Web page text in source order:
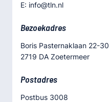
E: info@tln.nl
Bezoekadres
Boris Pasternaklaan 22-30
2719 DA Zoetermeer
Postadres
Postbus 3008